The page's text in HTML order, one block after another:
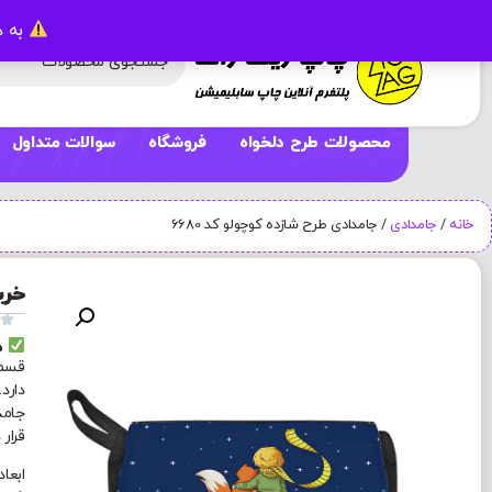
به
محصولات طرح دلخواه فروشگاه سوالات متداول
خانه / جامدادی / جامدادی طرح شازده کوچولو کد 6680
